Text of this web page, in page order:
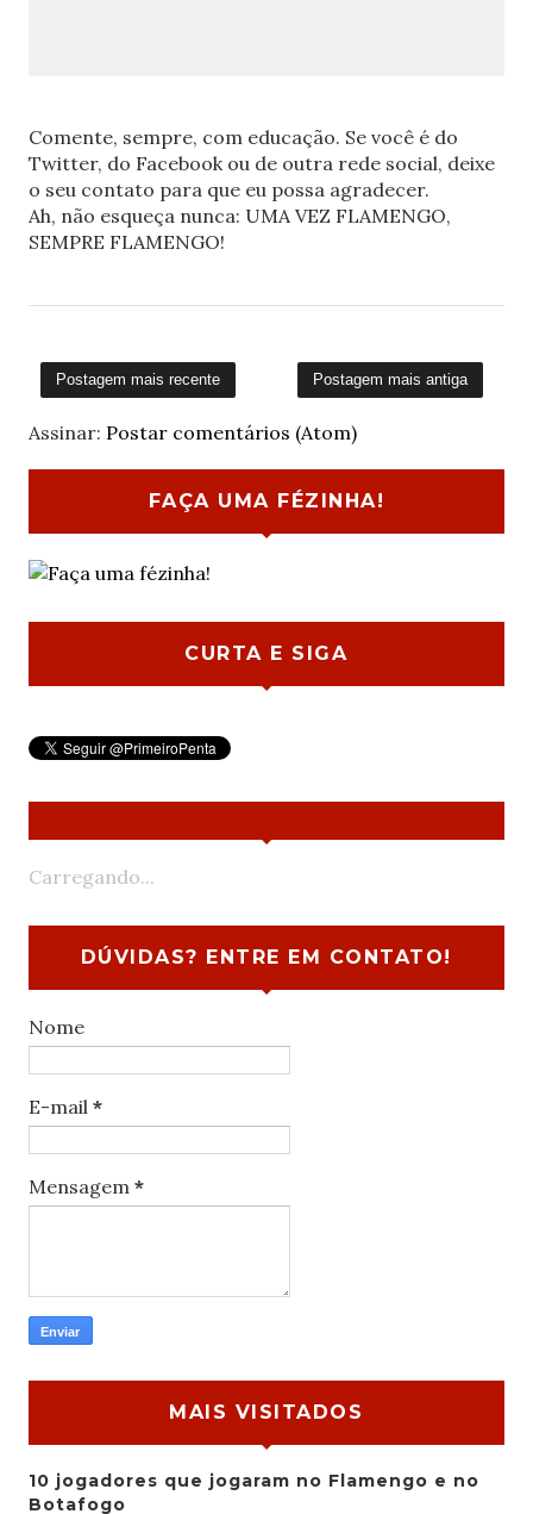
Comente, sempre, com educação. Se você é do
Twitter, do Facebook ou de outra rede social, deixe
o seu contato para que eu possa agradecer.
Ah, não esqueça nunca: UMA VEZ FLAMENGO,
SEMPRE FLAMENGO!
Postagem mais recente Postagem mais antiga
Assinar: Postar comentários (Atom)
FAÇA UMA FÉZINHA!
CURTA E SIGA
Carregando...
DÚVIDAS? ENTRE EM CONTATO!
Nome
E-mail *
Mensagem *
MAIS VISITADOS
10 jogadores que jogaram no Flamengo e no
Botafogo